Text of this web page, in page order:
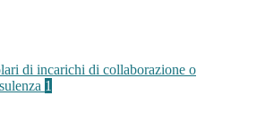
di incarichi di collaborazione o
1